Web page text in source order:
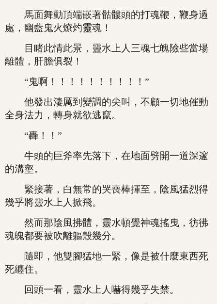
馬面舞動頂端嵌著骷髏頭的打魂鞭，鞭身過
處，幽藍鬼火燎灼靈魂！
目睹此情此景，靈水上人三魂七魄險些當場
離體，肝膽俱裂！
“鬼啊！！！！！！！！！！”
他發出淒厲到變調的尖叫，不顧一切地催動
全身法力，轉身就欲逃竄。
“轟！！”
牛頭的巨斧率先落下，在地面劈開一道深邃
的溝壑。
緊接著，白無常的哭喪棒揮至，陰風猛烈得
幾乎將靈水上人掀飛。
然而那陰風拂體，靈水頓覺神魂搖曳，彷彿
魂魄都要被吹離軀殼幾分。
隨即，他雙腳猛地一緊，像是被什麼東西死
死纏住。
回頭一看，靈水上人嚇得幾乎失禁。